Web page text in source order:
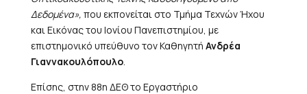
Δεδομένα», που εκπονείται στο Τμήμα Τεχνών Ήχου
και Εικόνας του Ιονίου Πανεπιστημίου, με
επιστημονικό υπεύθυνο τον Καθηγητή Ανδρέα
Γιαννακουλόπουλο.
Επίσης, στην 88η ΔΕΘ το Εργαστήριο